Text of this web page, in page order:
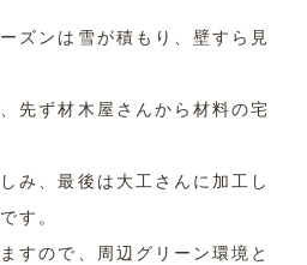
ズンは雪が積もり、壁すら見
先ず材木屋さんから材料の宅
み、最後は大工さんに加工し
す。
すので、周辺グリーン環境と